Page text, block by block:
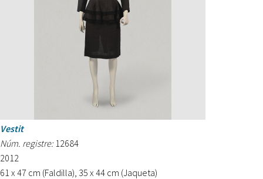
Vestit
Núm. registre: 12684
2012
61 x 47 cm (Faldilla), 35 x 44 cm (Jaqueta)